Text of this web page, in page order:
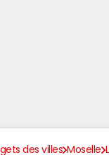
des villes Moselle